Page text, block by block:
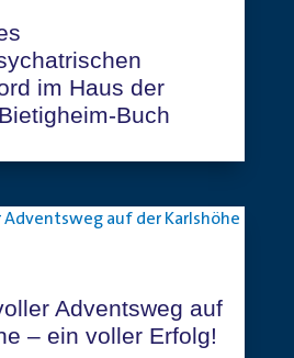
im Haus der
Buch
Adventsweg auf
– ein voller Erfolg!